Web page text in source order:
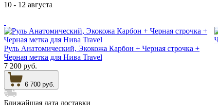
10 - 12 августа
Руль Анатомический, Экокожа Карбон + Черная строчка +
Черная метка для Нива Travel
7 200 руб.
6 700 руб.
Ближайшая дата доставки